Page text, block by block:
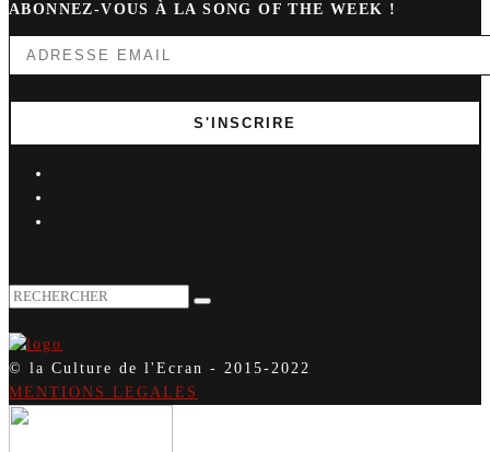
ABONNEZ-VOUS À LA SONG OF THE WEEK !
© la Culture de l'Ecran - 2015-2022
MENTIONS LEGALES